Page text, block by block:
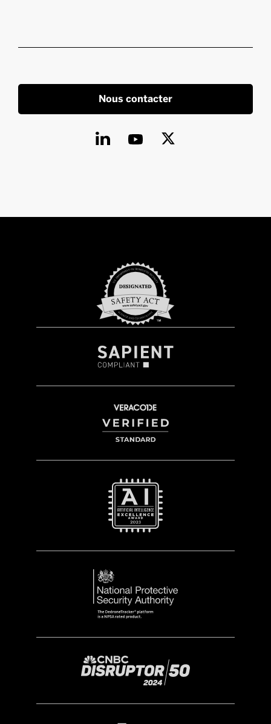
Nous contacter